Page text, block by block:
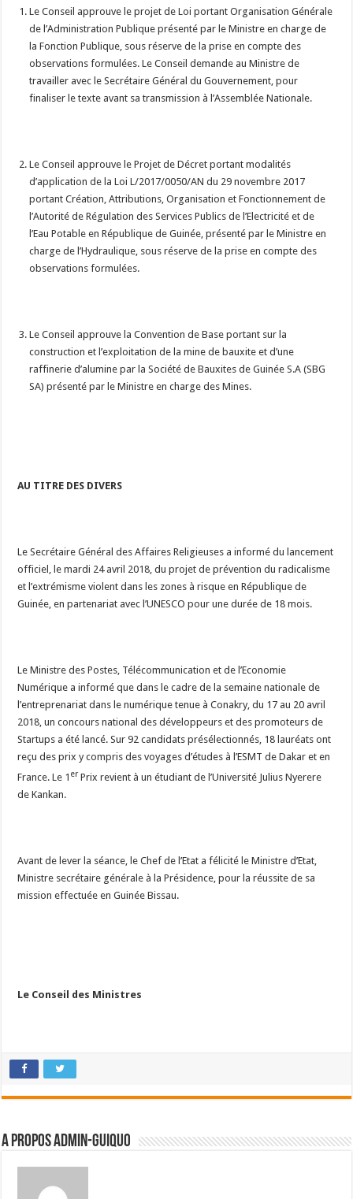
Le Conseil approuve le projet de Loi portant Organisation Générale
de l’Administration Publique présenté par le Ministre en charge de
la Fonction Publique, sous réserve de la prise en compte des
observations formulées. Le Conseil demande au Ministre de
travailler avec le Secrétaire Général du Gouvernement, pour
finaliser le texte avant sa transmission à l’Assemblée Nationale.
Le Conseil approuve le Projet de Décret portant modalités
d’application de la Loi L/2017/0050/AN du 29 novembre 2017
portant Création, Attributions, Organisation et Fonctionnement de
l’Autorité de Régulation des Services Publics de l’Electricité et de
l’Eau Potable en République de Guinée, présenté par le Ministre en
charge de l’Hydraulique, sous réserve de la prise en compte des
observations formulées.
Le Conseil approuve la Convention de Base portant sur la
construction et l’exploitation de la mine de bauxite et d’une
raffinerie d’alumine par la Société de Bauxites de Guinée S.A (SBG
SA) présenté par le Ministre en charge des Mines.
AU TITRE DES DIVERS
Le Secrétaire Général des Affaires Religieuses a informé du lancement
officiel, le mardi 24 avril 2018, du projet de prévention du radicalisme
et l’extrémisme violent dans les zones à risque en République de
Guinée, en partenariat avec l’UNESCO pour une durée de 18 mois.
Le Ministre des Postes, Télécommunication et de l’Economie
Numérique a informé que dans le cadre de la semaine nationale de
l’entreprenariat dans le numérique tenue à Conakry, du 17 au 20 avril
2018, un concours national des développeurs et des promoteurs de
Startups a été lancé. Sur 92 candidats présélectionnés, 18 lauréats ont
reçu des prix y compris des voyages d’études à l’ESMT de Dakar et en
France. Le 1 er Prix revient à un étudiant de l’Université Julius Nyerere
de Kankan.
Avant de lever la séance, le Chef de l’Etat a félicité le Ministre d’Etat,
Ministre secrétaire générale à la Présidence, pour la réussite de sa
mission effectuée en Guinée Bissau.
Le Conseil des Ministres
A propos admin-guiquo